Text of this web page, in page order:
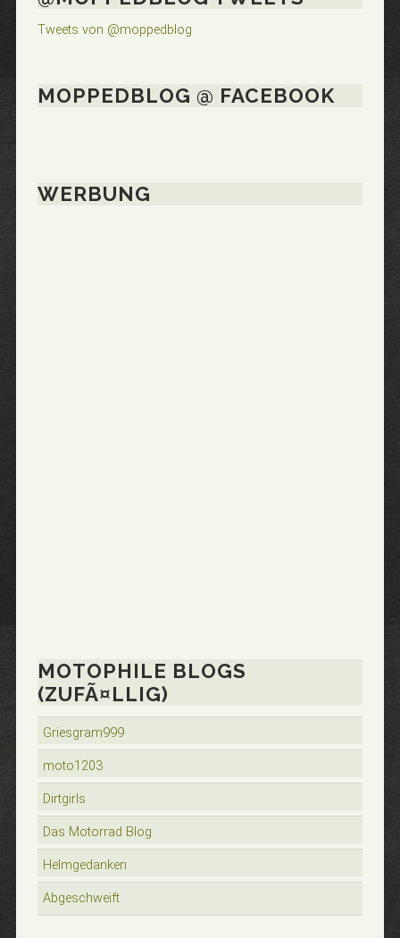
Tweets von @moppedblog
MOPPEDBLOG @ FACEBOOK
WERBUNG
MOTOPHILE BLOGS
(ZUFÃ¤LLIG)
Griesgram999
moto1203
Dirtgirls
Das Motorrad Blog
Helmgedanken
Abgeschweift